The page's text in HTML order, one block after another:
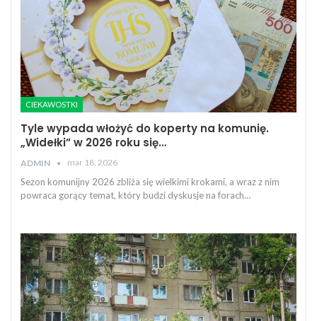
CIEKAWOSTKI
Tyle wypada włożyć do koperty na komunię.
„Widełki” w 2026 roku się…
ADMIN mar 18, 2026
Sezon komunijny 2026 zbliża się wielkimi krokami, a wraz z nim
powraca gorący temat, który budzi dyskusje na forach…